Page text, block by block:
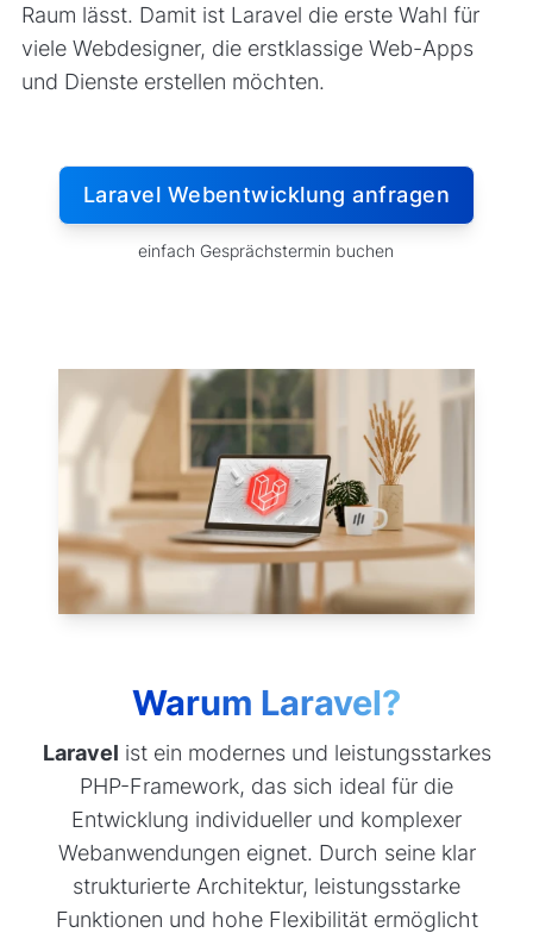
Raum lässt. Damit ist Laravel die erste Wahl für
viele Webdesigner, die erstklassige Web-Apps
und Dienste erstellen möchten.
Laravel Webentwicklung anfragen
einfach Gesprächstermin buchen
Warum Laravel?
Laravel ist ein modernes und leistungsstarkes
PHP-Framework, das sich ideal für die
Entwicklung individueller und komplexer
Webanwendungen eignet. Durch seine klar
strukturierte Architektur, leistungsstarke
Funktionen und hohe Flexibilität ermöglicht